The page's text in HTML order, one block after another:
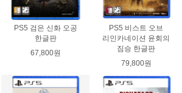
PS5 검은 신화 오공
한글판
67,800원
PS5 비스트 오브
리인카네이션 윤회의
짐승 한글판
79,800원